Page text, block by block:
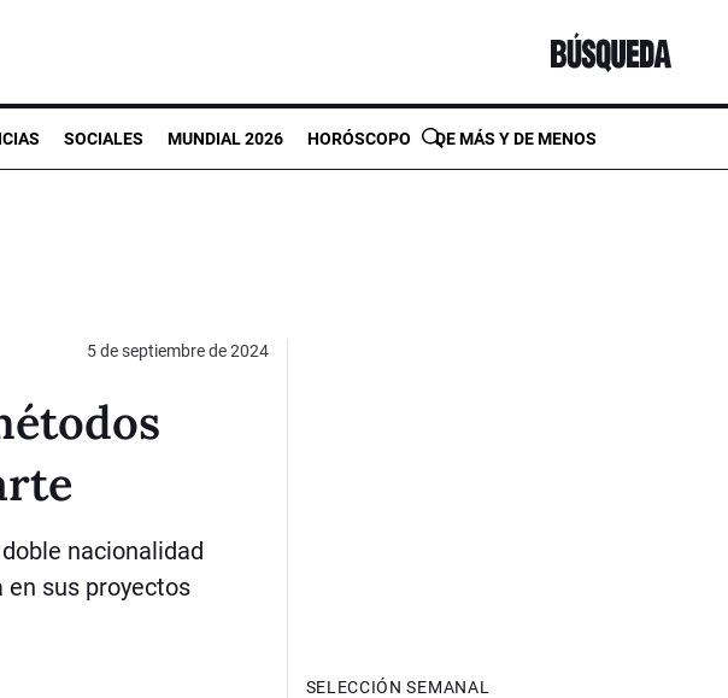
SOCIALES MUNDIAL 2026 HORÓSCOPO DE MÁS Y DE MENOS
5 de septiembre de 2024
nacionalidad
en sus proyectos
SELECCIÓN SEMANAL